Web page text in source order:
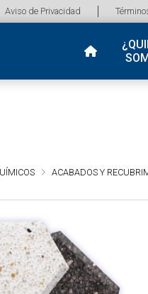
Aviso de Privacidad
ACABADOS Y